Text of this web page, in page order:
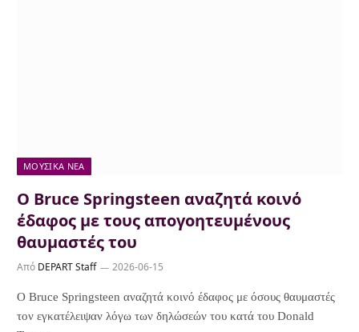
ΜΟΥΣΙΚΆ ΝΈΑ
Ο Bruce Springsteen αναζητά κοινό
έδαφος με τους απογοητευμένους
θαυμαστές του
Από DEPART Staff 2026-06-15
Ο Bruce Springsteen αναζητά κοινό έδαφος με όσους θαυμαστές
τον εγκατέλειψαν λόγω των δηλώσεών του κατά του Donald